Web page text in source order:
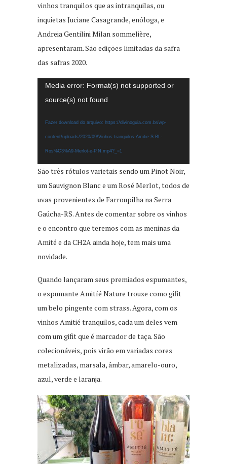
vinhos tranquilos que as intranquilas, ou
inquietas Juciane Casagrande, enóloga, e
Andreia Gentilini Milan sommelière,
apresentaram. São edições limitadas da safra
das safras 2020.
Tocador
Media error: Format(s) not supported or
source(s) not found
Fazer download do arquivo: https://divinoguia.com.br/wp-
content/uploads/2020/09/Vinhos-tranquilos-Amitie-S.BL-
Ros%C3%A9-Merlot-e-P.N.mp4?_=1
São três rótulos varietais sendo um Pinot Noir,
um Sauvignon Blanc e um Rosé Merlot, todos de
uvas provenientes de Farroupilha na Serra
Gaúcha-RS. Antes de comentar sobre os vinhos
e o encontro que teremos com as meninas da
Amité e da CH2A ainda hoje, tem mais uma
novidade.
Quando lançaram seus premiados espumantes,
o espumante Amitíé Nature trouxe como gifit
um belo pingente com strass. Agora, com os
vinhos Amitié tranquilos, cada um deles vem
com um gifit que é marcador de taça. São
colecionáveis, pois virão em variadas cores
metalizadas, marsala, âmbar, amarelo-ouro,
azul, verde e laranja.